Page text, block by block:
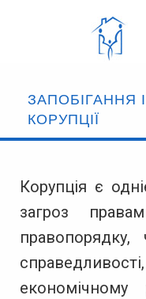
ЗАПОБІГАННЯ
КОРУПЦІЇ
Корупція є
загроз
правопорядку,
економічному